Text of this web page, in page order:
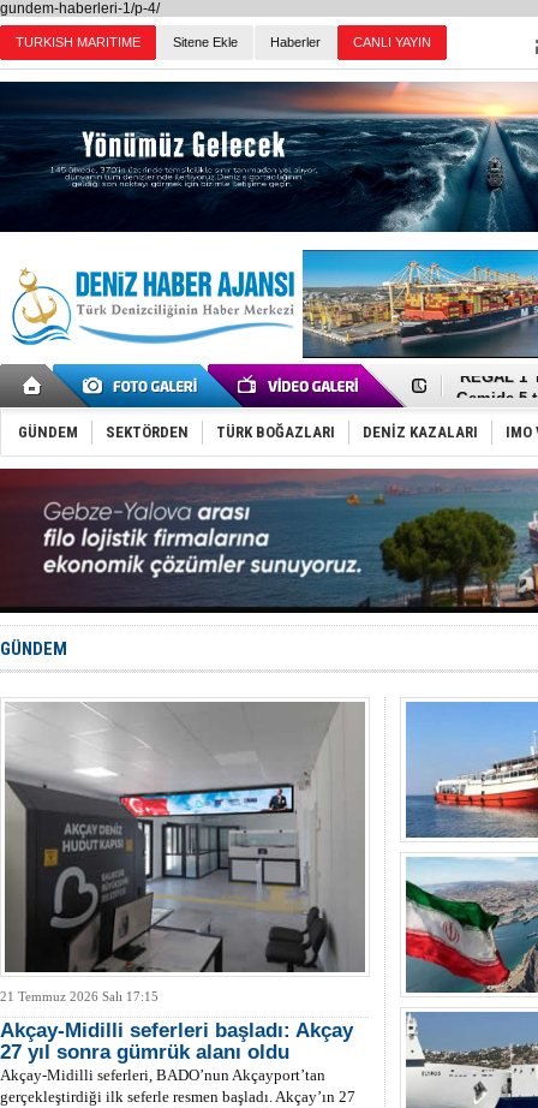
gundem-haberleri-1/p-4/
TURKISH MARITIME Sitene Ekle Haberler CANLI YAYIN
Dron
Gemide 5
Yakıt
Rus
Tatil
Rusya,
Enejota
Denizcilik
‘14.
Taksi
TÜRKLİM
GÜNDEM SEKTÖRDEN TÜRK BOĞAZLARI DENİZ KAZALARI IMO
GÜNDEM
21 Temmuz 2026 Salı 17:15
Akçay-Midilli seferleri başladı: Akçay
27 yıl sonra gümrük alanı oldu
Akçay-Midilli seferleri, BADO’nun Akçayport’tan
gerçekleştirdiği ilk seferle resmen başladı. Akçay’ın 27